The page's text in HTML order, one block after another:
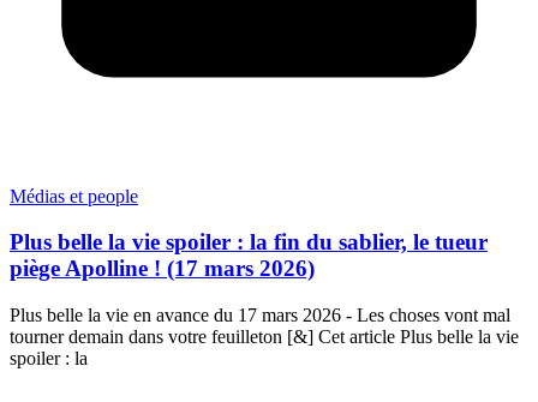
Médias et people
Plus belle la vie spoiler : la fin du sablier, le tueur
piège Apolline ! (17 mars 2026)
Plus belle la vie en avance du 17 mars 2026 - Les choses vont mal
tourner demain dans votre feuilleton [&] Cet article Plus belle la vie
spoiler : la